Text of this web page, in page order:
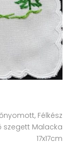
Félkész
szegett Malacka
17x17cm